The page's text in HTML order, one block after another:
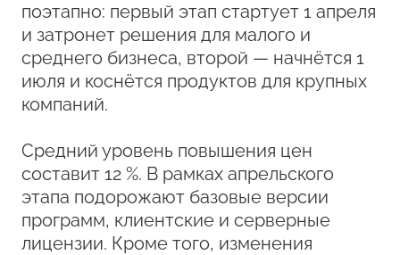
поэтапно: первый этап стартует 1 апреля
и затронет решения для малого и
среднего бизнеса, второй — начнётся 1
июля и коснётся продуктов для крупных
компаний.
Средний уровень повышения цен
составит 12 %. В рамках апрельского
этапа подорожают базовые версии
программ, клиентские и серверные
лицензии. Кроме того, изменения